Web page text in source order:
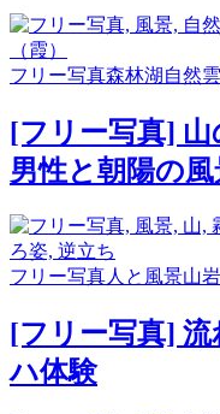
フリー写真森林湖 自然雲
[フリー写真]
男性と朝陽の
フリー写真人と風景山岩
[フリー写真]
ハ体験